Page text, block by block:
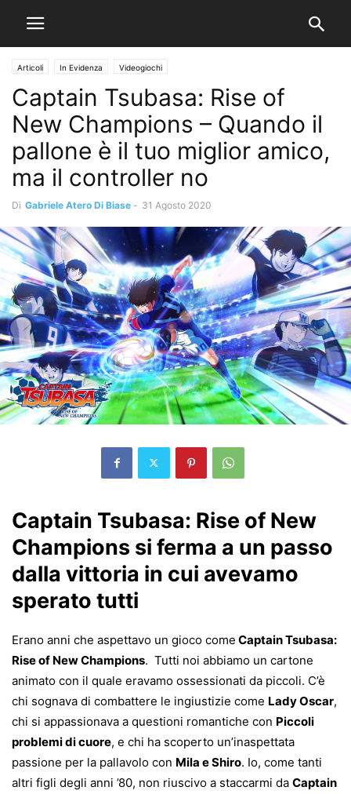
Articoli In Evidenza Videogiochi
Captain Tsubasa: Rise of
New Champions – Quando il
pallone è il tuo miglior amico,
ma il controller no
Di Gabriele Atero Di Biase - 31 Agosto 2020
Captain Tsubasa: Rise of New
Champions si ferma a un passo
dalla vittoria in cui avevamo
sperato tutti
Erano anni che aspettavo un gioco come Captain Tsubasa:
Rise of New Champions. Tutti noi abbiamo un cartone
animato con il quale eravamo ossessionati da piccoli. C’è
chi sognava di combattere le ingiustizie come Lady Oscar,
chi si appassionava a questioni romantiche con Piccoli
problemi di cuore, e chi ha scoperto un’inaspettata
passione per la pallavolo con Mila e Shiro. Io, come tanti
altri figli degli anni ’80, non riuscivo a staccarmi da Captain